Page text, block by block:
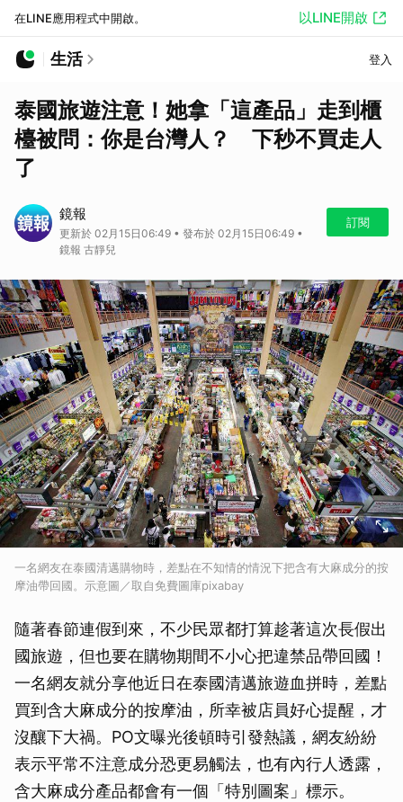
在LINE應用程式中開啟。 以LINE開啟
生活 登入
泰國旅遊注意！她拿「這產品」走到櫃
檯被問：你是台灣人？ 下秒不買走人
了
鏡報
更新於 02月15日06:49 • 發布於 02月15日06:49 •
鏡報 古靜兒
訂閱
一名網友在泰國清邁購物時，差點在不知情的情況下把含有大麻成分的按
摩油帶回國。示意圖／取自免費圖庫pixabay
隨著春節連假到來，不少民眾都打算趁著這次長假出
國旅遊，但也要在購物期間不小心把違禁品帶回國！
一名網友就分享他近日在泰國清邁旅遊血拼時，差點
買到含大麻成分的按摩油，所幸被店員好心提醒，才
沒釀下大禍。PO文曝光後頓時引發熱議，網友紛紛
表示平常不注意成分恐更易觸法，也有內行人透露，
含大麻成分產品都會有一個「特別圖案」標示。